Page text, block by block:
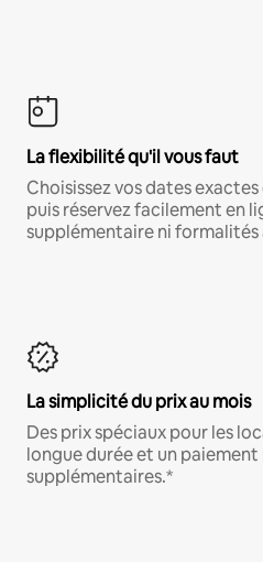
La flexibilité qu'il vous faut
Choisissez vos dates
puis réservez facilement en
supplémentaire ni
La simplicité du prix au mois
Des prix spéciaux pour les
longue durée et un paiement
supplémentaires.*